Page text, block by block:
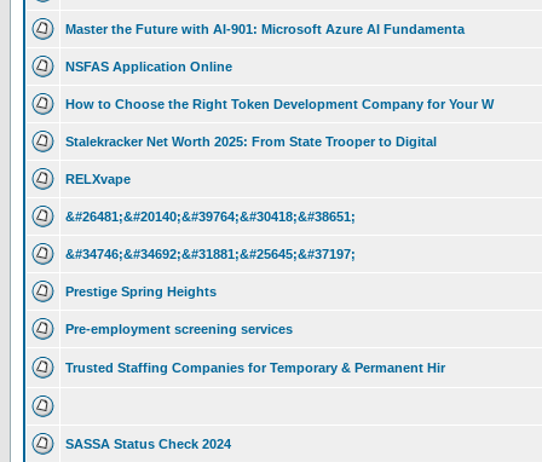
Master the Future with AI-901: Microsoft Azure AI Fundamenta
NSFAS Application Online
How to Choose the Right Token Development Company for Your W
Stalekracker Net Worth 2025: From State Trooper to Digital
RELXvape
&#26481;&#20140;&#39764;&#30418;&#38651;
&#34746;&#34692;&#31881;&#25645;&#37197;
Prestige Spring Heights
Pre-employment screening services
Trusted Staffing Companies for Temporary & Permanent Hir
SASSA Status Check 2024